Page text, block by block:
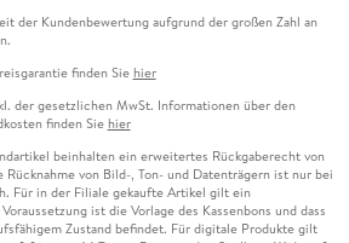
der Kundenbewertung aufgrund der großen Zahl an
finden Sie hier
der gesetzlichen MwSt. Informationen über den
finden Sie hier
beinhalten ein erweitertes Rückgaberecht von
Rücknahme von Bild-, Ton- und Datenträgern ist nur bei
Für in der Filiale gekaufte Artikel gilt ein
ist die Vorlage des Kassenbons und dass
Zustand befindet. Für digitale Produkte gilt